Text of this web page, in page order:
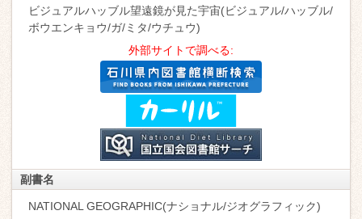
ビジュアルハッブル望遠鏡が見た宇宙(ビジュアル/ハッブル/
ボウエンキョウ/ガ/ミタ/ウチュウ)
外部サイトで調べる:
副書名
NATIONAL GEOGRAPHIC(ナショナル/ジオグラフィック)